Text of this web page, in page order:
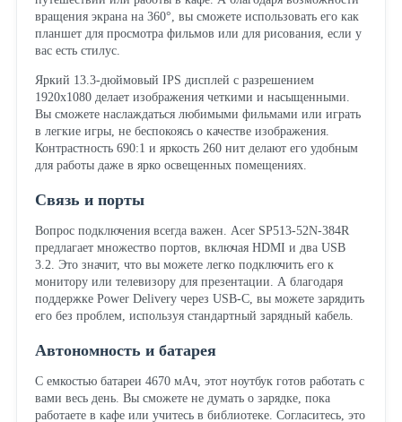
вращения экрана на 360°, вы сможете использовать его как
планшет для просмотра фильмов или для рисования, если у
вас есть стилус.
Яркий 13.3-дюймовый IPS дисплей с разрешением
1920x1080 делает изображения четкими и насыщенными.
Вы сможете наслаждаться любимыми фильмами или играть
в легкие игры, не беспокоясь о качестве изображения.
Контрастность 690:1 и яркость 260 нит делают его удобным
для работы даже в ярко освещенных помещениях.
Связь и порты
Вопрос подключения всегда важен. Acer SP513-52N-384R
предлагает множество портов, включая HDMI и два USB
3.2. Это значит, что вы можете легко подключить его к
монитору или телевизору для презентации. А благодаря
поддержке Power Delivery через USB-C, вы можете зарядить
его без проблем, используя стандартный зарядный кабель.
Автономность и батарея
С емкостью батареи 4670 мАч, этот ноутбук готов работать с
вами весь день. Вы сможете не думать о зарядке, пока
работаете в кафе или учитесь в библиотеке. Согласитесь, это